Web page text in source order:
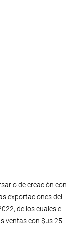
de creación con
exportaciones del
de los cuales el
ventas con $us 25